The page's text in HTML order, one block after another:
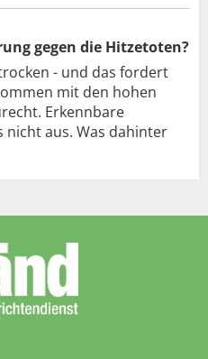
gegen die Hitzetoten?
- und das fordert
mit den hohen
Erkennbare
aus. Was dahinter